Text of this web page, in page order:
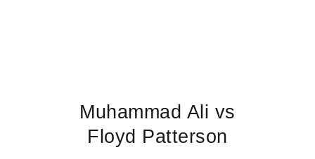
Muhammad Ali vs
Floyd Patterson